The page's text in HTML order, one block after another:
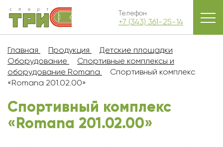
Телефон
+7 (343) 361-25-14
Главная Продукция
Детские площадки
Оборудование
Спортивные комплексы и
оборудование Romana
Спортивный комплекс
«Romana 201.02.00»
Спортивный комплекс
«Romana 201.02.00»